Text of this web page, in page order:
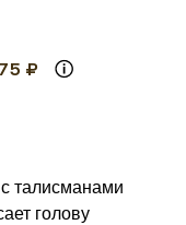
₽
талисманами
голову